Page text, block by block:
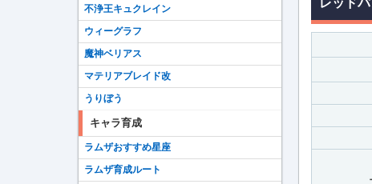
レッド
不浄王キュクレイン
ウィーグラフ
魔神ベリアス
マテリアブレイド改
うりぼう
キャラ育成
ラムザおすすめ星座
ラムザ育成ルート